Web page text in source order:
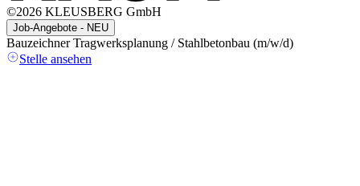
©2026 KLEUSBERG GmbH
Job-Angebote - NEU
Bauzeichner Tragwerksplanung / Stahlbetonbau (m/w/d)
Stelle ansehen